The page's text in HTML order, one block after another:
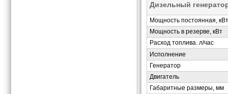
Дизельный
Мощность постоянная, кВт
Мощность в резерве, кВт
Расход топлива. л/час
Исполнение
Генератор
Двигатель
Габаритные размеры, мм